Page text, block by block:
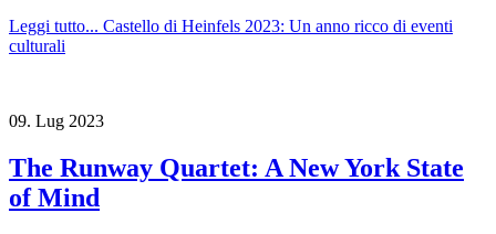
Leggi tutto... Castello di Heinfels 2023: Un anno ricco di eventi
culturali
09. Lug 2023
The Runway Quartet: A New York State
of Mind